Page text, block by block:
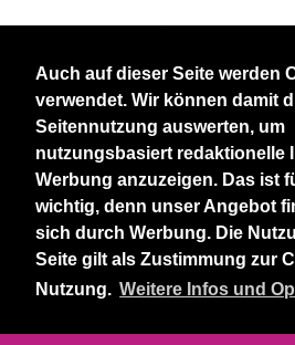
Auch auf dieser Seite werden
verwendet. Wir können damit
Seitennutzung auswerten, um
nutzungsbasiert redaktionelle
Werbung anzuzeigen. Das ist
wichtig, denn unser Angebot
sich durch Werbung. Die
Seite gilt als Zustimmung zur
Nutzung. Weitere Infos und
Datenschutzerklärung AGB
Nehmen Sie Kontakt mit uns
Unsere anderen
BlackAndBeauties